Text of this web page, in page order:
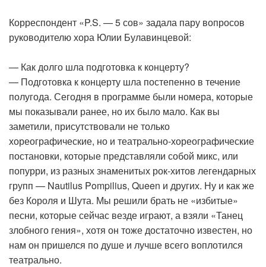
Корреспондент «P.S. — 5 сов» задала пару вопросов
руководителю хора Юлии Булавинцевой:
— Как долго шла подготовка к концерту?
— Подготовка к концерту шла постепенно в течение
полугода. Сегодня в программе были номера, которые
мы показывали ранее, но их было мало. Как вы
заметили, присутствовали не только
хореографические, но и театрально-хореографические
постановки, которые представляли собой микс, или
попурри, из разных знаменитых рок-хитов легендарных
групп — Nautilus Pompilius, Queen и других. Ну и как же
без Короля и Шута. Мы решили брать не «избитые»
песни, которые сейчас везде играют, а взяли «Танец
злобного гения», хотя он тоже достаточно известен, но
нам он пришелся по душе и лучше всего воплотился
театрально.